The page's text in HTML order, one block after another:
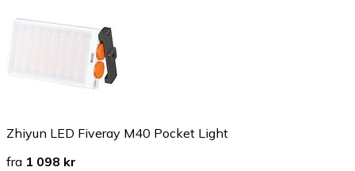
Zhiyun LED Fiveray M40 Pocket Light
fra 1 098 kr